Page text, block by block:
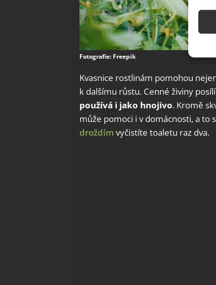
Fotografie: Freepik
Kvasnice rostlinám pomohou
k dalšímu růstu. Cenné živiny
používá i jako hnojivo. Kromě
může pomoci i v domácnosti, a to
droždím vyčistíte toaletu raz dva.